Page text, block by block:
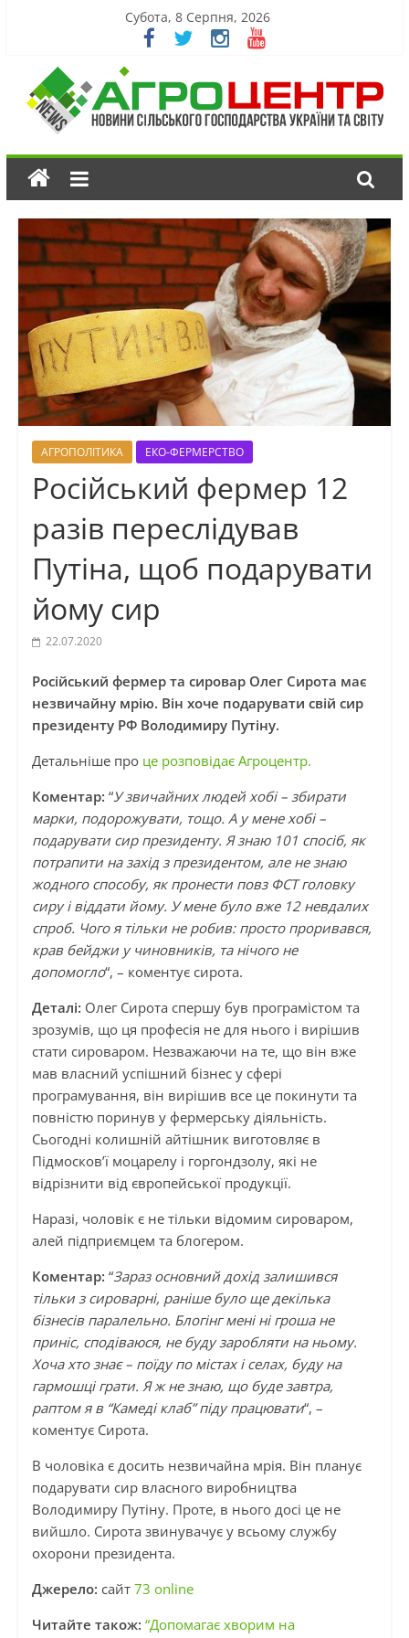
Субота, 8 Серпня, 2026
АГРОПОЛІТИКА ЕКО-ФЕРМЕРСТВО
Російський фермер 12
разів переслідував
Путіна, щоб подарувати
йому сир
22.07.2020
Російський фермер та сировар Олег Сирота має
незвичайну мрію. Він хоче подарувати свій сир
президенту РФ Володимиру Путіну.
Детальніше про це розповідає Агроцентр.
Коментар: “У звичайних людей хобі – збирати
марки, подорожувати, тощо. А у мене хобі –
подарувати сир президенту. Я знаю 101 спосіб, як
потрапити на захід з президентом, але не знаю
жодного способу, як пронести повз ФСТ головку
сиру і віддати йому. У мене було вже 12 невдалих
спроб. Чого я тільки не робив: просто проривався,
крав бейджи у чиновників, та нічого не
допомогло“, – коментує сирота.
Деталі: Олег Сирота спершу був програмістом та
зрозумів, що ця професія не для нього і вирішив
стати сироваром. Незважаючи на те, що він вже
мав власний успішний бізнес у сфері
програмування, він вирішив все це покинути та
повністю поринув у фермерську діяльність.
Сьогодні колишній айтішник виготовляє в
Підмосков’ї моцарелу і горгондзолу, які не
відрізнити від європейської продукції.
Наразі, чоловік є не тільки відомим сироваром,
алей підприємцем та блогером.
Коментар: “Зараз основний дохід залишився
тільки з сироварні, раніше було ще декілька
бізнесів паралельно. Блогінг мені ні гроша не
приніс, сподіваюся, не буду заробляти на ньому.
Хоча хто знає – поїду по містах і селах, буду на
гармошці грати. Я ж не знаю, що буде завтра,
раптом я в “Камеді клаб” піду працювати“, –
коментує Сирота.
В чоловіка є досить незвичайна мрія. Він планує
подарувати сир власного виробництва
Володимиру Путіну. Проте, в нього досі це не
вийшло. Сирота звинувачує у всьому службу
охорони президента.
Джерело: сайт 73 online
Читайте також: “Допомагає хворим на